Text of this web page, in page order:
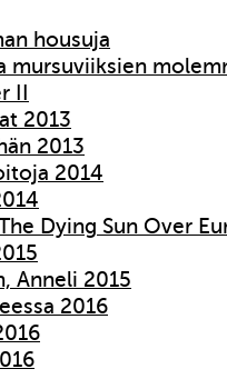
housuja
mursuviiksien
II
2013
2013
2014
Dying Sun Over
Anneli 2015
2016